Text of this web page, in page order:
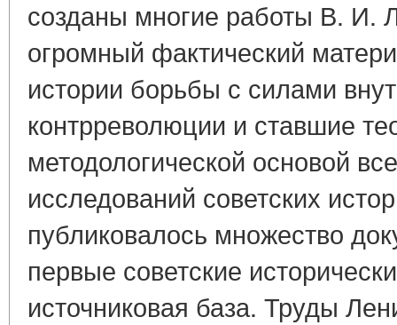
созданы многие работы В. И.
огромный фактический
истории борьбы с силами
контрреволюции и ставшие
методологической основой
исследований советских
публиковалось множество
первые советские
источниковая база. Труды